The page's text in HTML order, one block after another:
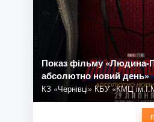
Показ фільму «Людина-
абсолютно новий день»
КЗ «Чернівці» КБУ «КМЦ